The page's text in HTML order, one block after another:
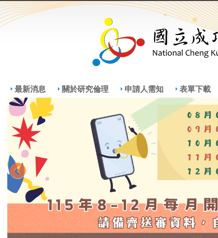
最新消息 關於研究倫理 申請人需知 表單下載